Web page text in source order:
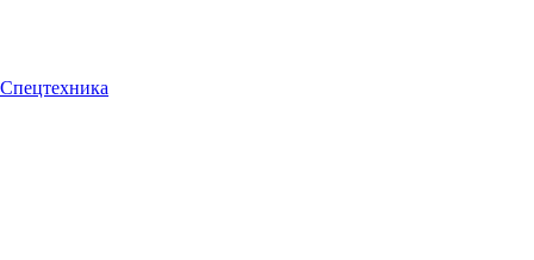
Спецтехника